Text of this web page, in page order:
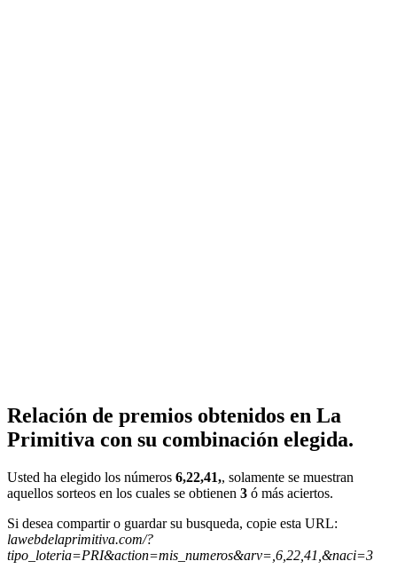
Relación de premios obtenidos en La
Primitiva con su combinación elegida.
Usted ha elegido los números 6,22,41,, solamente se muestran
aquellos sorteos en los cuales se obtienen 3 ó más aciertos.
Si desea compartir o guardar su busqueda, copie esta URL:
lawebdelaprimitiva.com/?
tipo_loteria=PRI&action=mis_numeros&arv=,6,22,41,&naci=3